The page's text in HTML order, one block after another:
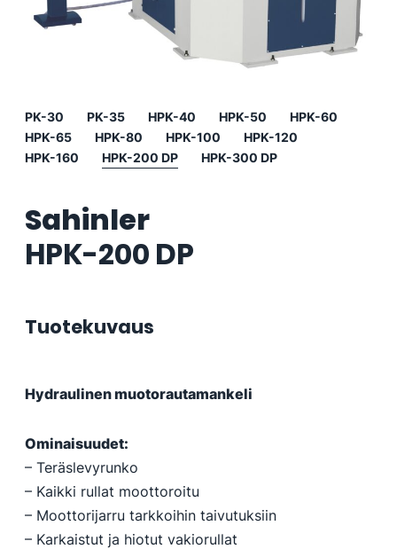
PK-30 PK-35 HPK-40 HPK-50
HPK-60
HPK-65
HPK-80 HPK-100
HPK-120
HPK-160
HPK-200 DP HPK-300 DP
Sahinler
HPK-200 DP
Tuotekuvaus
Hydraulinen muotorautamankeli
Ominaisuudet:
– Teräslevyrunko
– Kaikki rullat moottoroitu
– Moottorijarru tarkkoihin taivutuksiin
– Karkaistut ja hiotut vakiorullat